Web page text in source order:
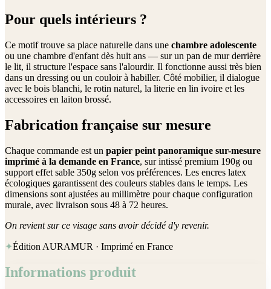
Pour quels intérieurs ?
Ce motif trouve sa place naturelle dans une chambre adolescente
ou une chambre d'enfant dès huit ans — sur un pan de mur derrière
le lit, il structure l'espace sans l'alourdir. Il fonctionne aussi très bien
dans un dressing ou un couloir à habiller. Côté mobilier, il dialogue
avec le bois blanchi, le rotin naturel, la literie en lin ivoire et les
accessoires en laiton brossé.
Fabrication française sur mesure
Chaque commande est un papier peint panoramique sur-mesure
imprimé à la demande en France, sur intissé premium 190g ou
support effet sable 350g selon vos préférences. Les encres latex
écologiques garantissent des couleurs stables dans le temps. Les
dimensions sont ajustées au millimètre pour chaque configuration
murale, avec livraison sous 48 à 72 heures.
On revient sur ce visage sans avoir décidé d'y revenir.
✦Édition AURAMUR · Imprimé en France
Informations produit